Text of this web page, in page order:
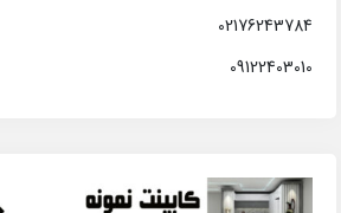
02176243784
09122403010